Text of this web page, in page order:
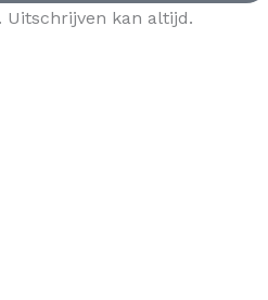
Uitschrijven kan altijd.